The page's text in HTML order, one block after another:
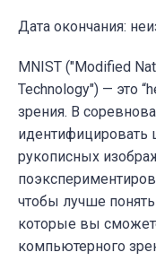
Дата окончания:
MNIST ("Modified
Technology") — это
зрения. В
идентифицировать
рукописных
чтобы лучше понять
которые вы
компьютерного